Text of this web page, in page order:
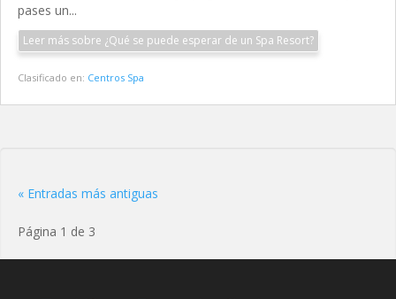
pases un...
Leer más sobre ¿Qué se puede esperar de un Spa Resort?
Clasificado en: Centros Spa
« Entradas más antiguas
Página 1 de 3